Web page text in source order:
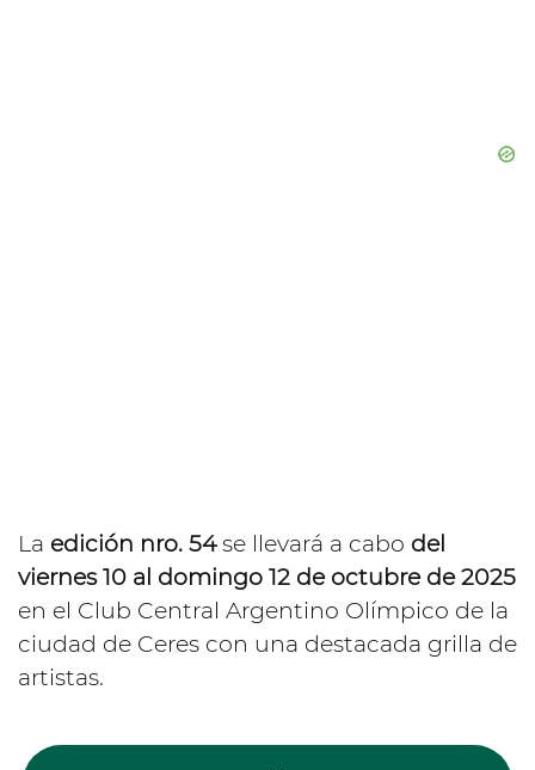
La edición nro. 54se llevará a cabo del
viernes 10 al domingo 12 de octubre de 2025
en el Club Central Argentino Olímpico de la
ciudad de Ceres con una destacada grilla de
artistas.